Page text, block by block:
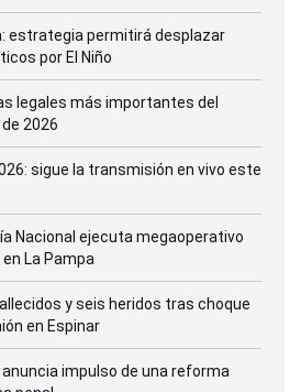
estrategia permitirá desplazar
por El Niño
legales más importantes del
2026
sigue la transmisión en vivo este
Nacional ejecuta megaoperativo
La Pampa
y seis heridos tras choque
en Espinar
impulso de una reforma